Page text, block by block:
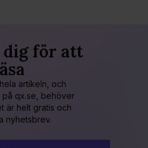
dig för att
artikeln, och
på qx.se, behöver
är helt gratis och
nyhetsbrev.